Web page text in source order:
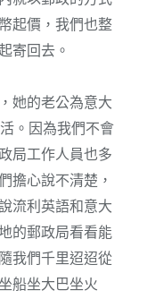
起價，我們也整
寄回去。
她的老公為意大
。因為我們不會
局工作人員也多
擔心說不清楚，
流利英語和意大
的郵政局看看能
我們千里迢迢從
船坐大巴坐火